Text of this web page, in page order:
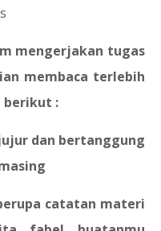
mengerjakan tugas
membaca terlebih
berikut :
dan bertanggung
catatan materi